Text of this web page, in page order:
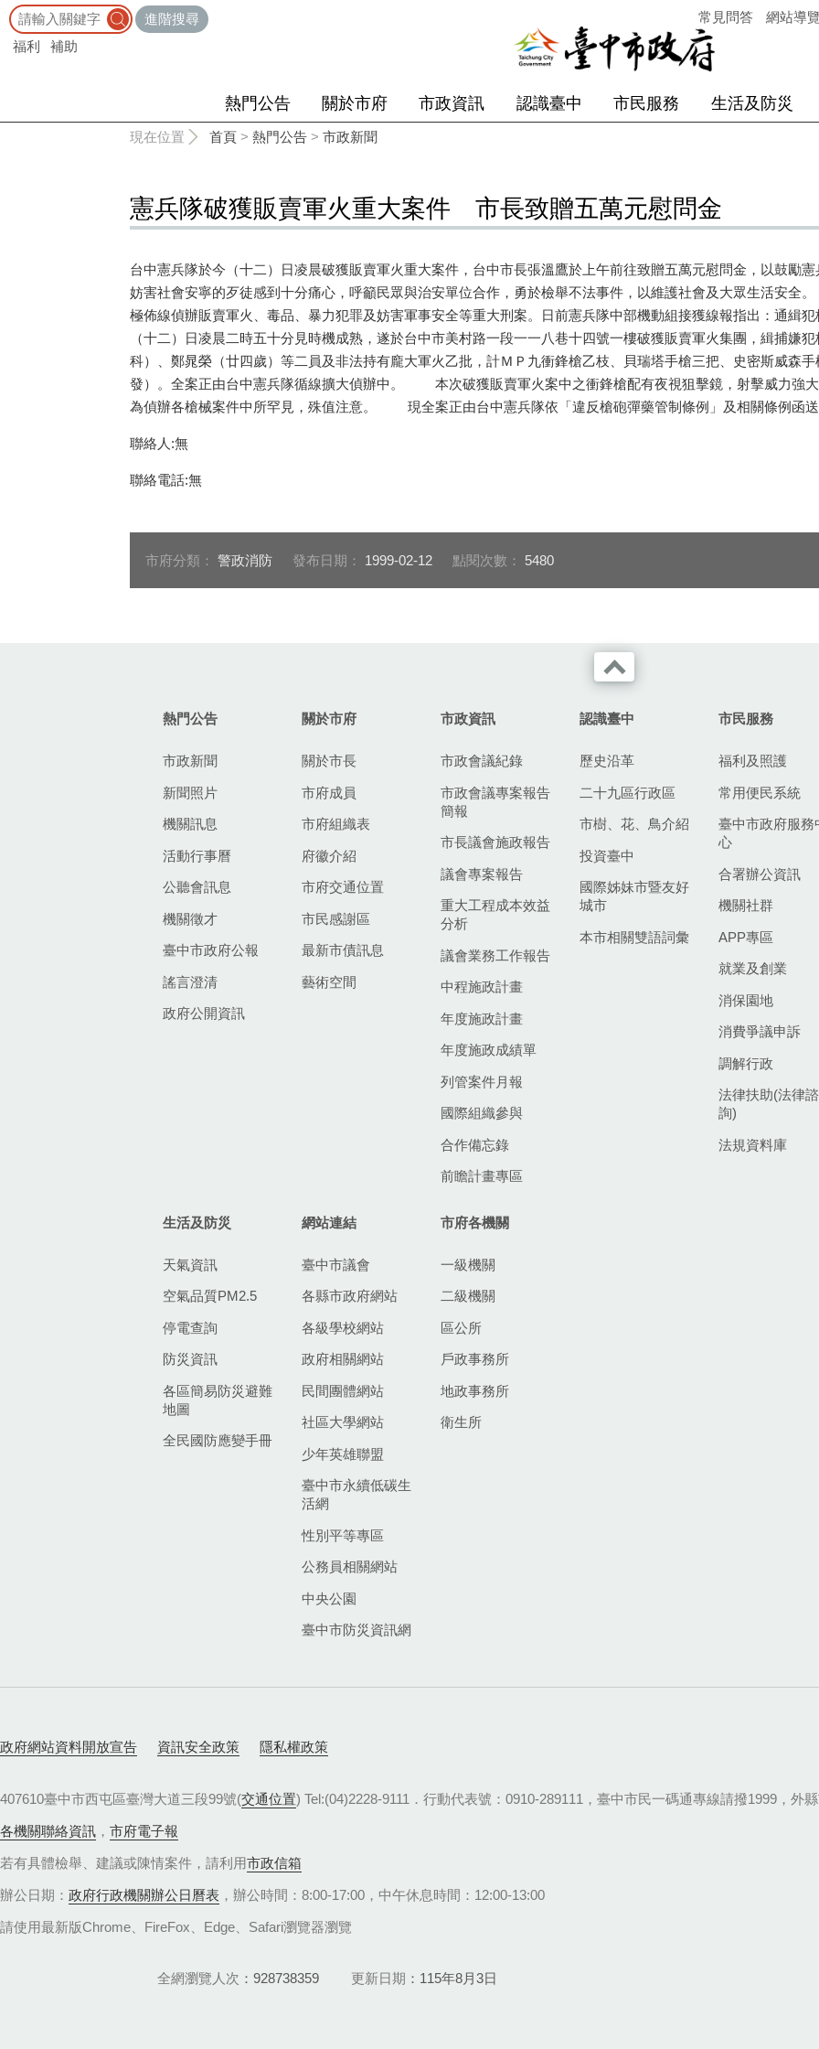
進階搜尋
福利
補助
常見問答 網站導
熱門公告 關於市府 市政資訊 認識臺中 市民服務 生活及防災
現在位置 首頁 > 熱門公告 > 市政新聞
憲兵隊破獲販賣軍火重大案件 市長致贈五萬元慰問金
台中憲兵隊於今（十二）日凌晨破獲販賣軍火重大案件，台中市長張溫鷹於上午前往致贈五萬元慰問金，以鼓勵
妨害社會安寧的歹徒感到十分痛心，呼籲民眾與治安單位合作，勇於檢舉不法事件，以維護社會及大眾生活安
極佈線偵辦販賣軍火、毒品、暴力犯罪及妨害軍事安全等重大刑案。日前憲兵隊中部機動組接獲線報指出：通緝
（十二）日凌晨二時五十分見時機成熟，遂於台中市美村路一段一一八巷十四號一樓破獲販賣軍火集團，緝捕嫌
科）、鄭晁榮（廿四歲）等二員及非法持有龐大軍火乙批，計ＭＰ九衝鋒槍乙枝、貝瑞塔手槍三把、史密斯威森
發）。全案正由台中憲兵隊循線擴大偵辦中。 本次破獲販賣軍火案中之衝鋒槍配有夜視狙擊鏡，射擊威力強
為偵辦各槍械案件中所罕見，殊值注意。 現全案正由台中憲兵隊依「違反槍砲彈藥管制條例」及相關條例函
聯絡人:無
聯絡電話:無
市府分類： 警政消防 發布日期： 1999-02-12 點閱次數： 5480
熱門公告
市政新聞
新聞照片
機關訊息
活動行事曆
公聽會訊息
機關徵才
臺中市政府公報
謠言澄清
政府公開資訊
關於市府
關於市長
市府成員
市府組織表
府徽介紹
市府交通位置
市民感謝區
最新市債訊息
藝術空間
市政資訊
市政會議紀錄
市政會議專案報告
簡報
市長議會施政報告
議會專案報告
重大工程成本效益
分析
議會業務工作報告
中程施政計畫
年度施政計畫
年度施政成績單
列管案件月報
國際組織參與
合作備忘錄
前瞻計畫專區
認識臺中
歷史沿革
二十九區行政區
市樹、花、鳥介紹
投資臺中
國際姊妹市暨友好
城市
本市相關雙語詞彙
市民服務
福利及照護
常用便民系統
臺中市政府服務
心
合署辦公資訊
機關社群
APP專區
就業及創業
消保園地
消費爭議申訴
調解行政
法律扶助(法律諮
詢)
法規資料庫
生活及防災
天氣資訊
空氣品質PM2.5
停電查詢
防災資訊
各區簡易防災避難
地圖
全民國防應變手冊
網站連結
臺中市議會
各縣市政府網站
各級學校網站
政府相關網站
民間團體網站
社區大學網站
少年英雄聯盟
臺中市永續低碳生
活網
性別平等專區
公務員相關網站
中央公園
臺中市防災資訊網
市府各機關
一級機關
二級機關
區公所
戶政事務所
地政事務所
衛生所
政府網站資料開放宣告 資訊安全政策 隱私權政策
407610臺中市西屯區臺灣大道三段99號(交通位置) Tel:(04)2228-9111．行動代表號：0910-289111，臺中市民一碼通專線請撥1999，外
各機關聯絡資訊 ， 市府電子報
若有具體檢舉、建議或陳情案件，請利用市政信箱
辦公日期： 政府行政機關辦公日曆表 ，辦公時間：8:00-17:00，中午休息時間：12:00-13:00
請使用最新版Chrome、FireFox、Edge、Safari瀏覽器瀏覽
全網瀏覽人次 928738359 更新日期 115年8月3日